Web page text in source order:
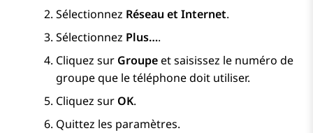
Sélectionnez Réseau et Internet.
Sélectionnez Plus….
Cliquez sur Groupeet saisissez le numéro de
groupe que le téléphone doit utiliser.
Cliquez sur OK.
Quittez les paramètres.